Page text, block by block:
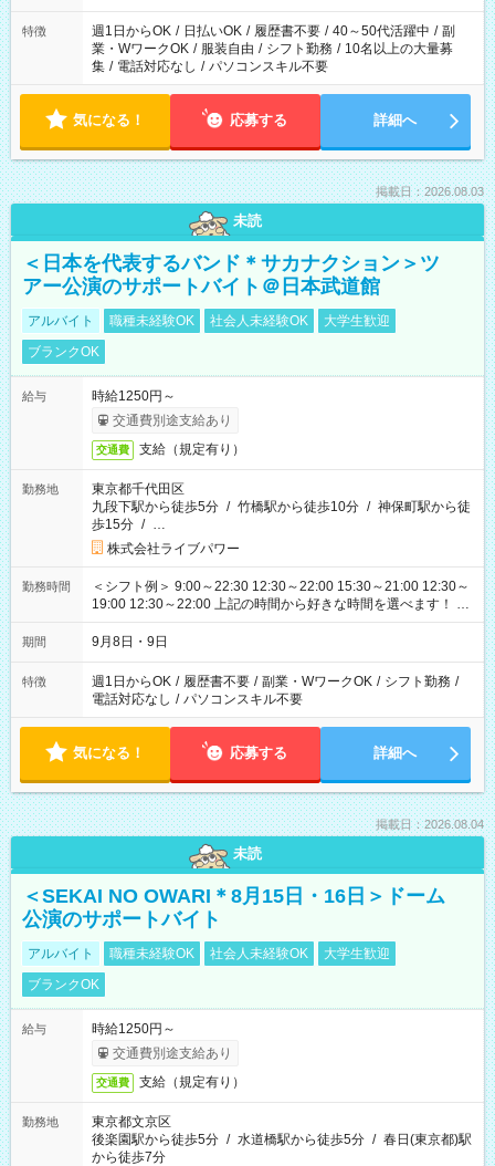
特徴 週1日からOK / 日払いOK / 履歴書不要 / 40～50代活躍中 / 副
業・WワークOK / 服装自由 / シフト勤務 / 10名以上の大量募
集 / 電話対応なし / パソコンスキル不要
気になる！ 応募する 詳細へ
掲載日：2026.08.03
未読
＜日本を代表するバンド＊サカナクション＞ツ
アー公演のサポートバイト＠日本武道館
アルバイト 職種未経験OK 社会人未経験OK
大学生歓迎
ブランクOK
給与
時給1250円～
交通費別途支給あり
交通費 支給（規定有り）
勤務地
東京都千代田区
九段下駅から徒歩5分 / 竹橋駅から徒歩10分 / 神保町駅から徒
歩15分 / …
株式会社ライブパワー
勤務時間
＜シフト例＞ 9:00～22:30 12:30～22:00 15:30～21:00 12:30～
19:00 12:30～22:00 上記の時間から好きな時間を選べます！ ※
時間は変更となる可能性があります
期間 9月8日・9日
特徴 週1日からOK / 履歴書不要 / 副業・WワークOK / シフト勤務 /
電話対応なし / パソコンスキル不要
気になる！ 応募する 詳細へ
掲載日：2026.08.04
未読
＜SEKAI NO OWARI＊8月15日・16日＞ドーム
公演のサポートバイト
アルバイト 職種未経験OK 社会人未経験OK
大学生歓迎
ブランクOK
給与
時給1250円～
交通費別途支給あり
交通費 支給（規定有り）
勤務地
東京都文京区
後楽園駅から徒歩5分 / 水道橋駅から徒歩5分 / 春日(東京都)駅
から徒歩7分